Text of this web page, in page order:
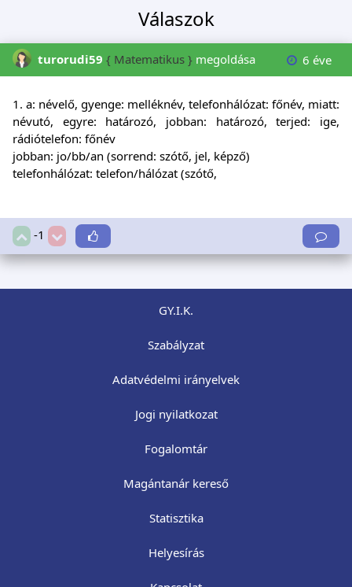
Válaszok
turorudi59 { Matematikus } megoldása 6 éve
1. a: névelő, gyenge: melléknév, telefonhálózat: főnév, miatt:
névutó, egyre: határozó, jobban: határozó, terjed: ige,
rádiótelefon: főnév
jobban: jo/bb/an (sorrend: szótő, jel, képző)
telefonhálózat: telefon/hálózat (szótő,
-1
GY.I.K.
Szabályzat
Adatvédelmi irányelvek
Jogi nyilatkozat
Fogalomtár
Magántanár kereső
Statisztika
Helyesírás